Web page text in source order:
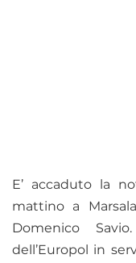
E’ accaduto la
mattino a
Domenico
dell’Europol in